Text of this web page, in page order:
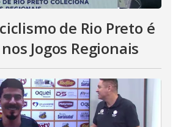
de Rio Preto é
Jogos Regionais